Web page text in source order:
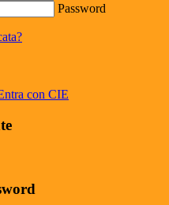
Password
con CIE